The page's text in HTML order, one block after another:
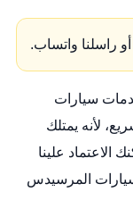
راسلنا واتساب.
سيارات
لأنه يمتلك
الاعتماد علينا
المرسيدس